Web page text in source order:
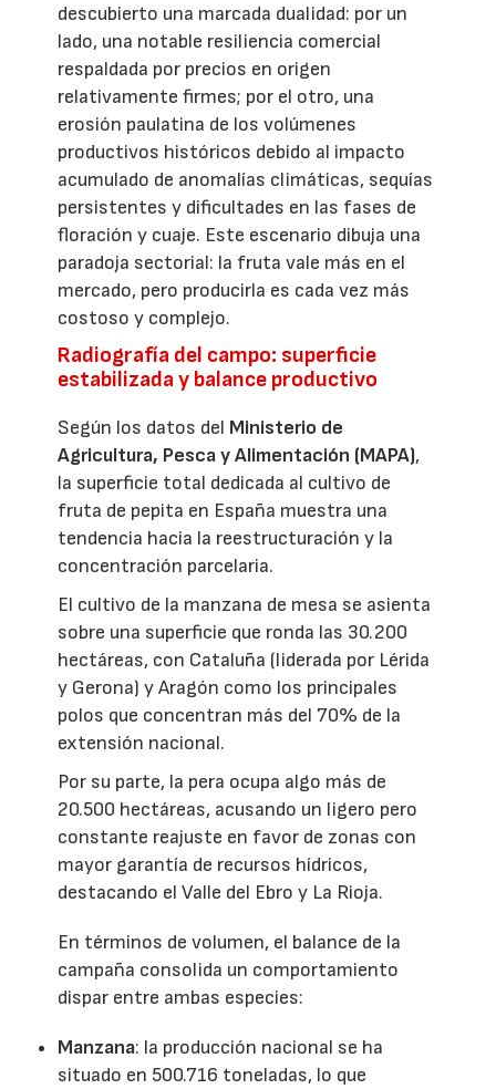
descubierto una marcada dualidad: por un
lado, una notable resiliencia comercial
respaldada por precios en origen
relativamente firmes; por el otro, una
erosión paulatina de los volúmenes
productivos históricos debido al impacto
acumulado de anomalías climáticas, sequías
persistentes y dificultades en las fases de
floración y cuaje. Este escenario dibuja una
paradoja sectorial: la fruta vale más en el
mercado, pero producirla es cada vez más
costoso y complejo.
Radiografía del campo: superficie
estabilizada y balance productivo
Según los datos del Ministerio de
Agricultura, Pesca y Alimentación (MAPA),
la superficie total dedicada al cultivo de
fruta de pepita en España muestra una
tendencia hacia la reestructuración y la
concentración parcelaria.
El cultivo de la manzana de mesa se asienta
sobre una superficie que ronda las 30.200
hectáreas, con Cataluña (liderada por Lérida
y Gerona) y Aragón como los principales
polos que concentran más del 70% de la
extensión nacional.
Por su parte, la pera ocupa algo más de
20.500 hectáreas, acusando un ligero pero
constante reajuste en favor de zonas con
mayor garantía de recursos hídricos,
destacando el Valle del Ebro y La Rioja.
En términos de volumen, el balance de la
campaña consolida un comportamiento
dispar entre ambas especies:
Manzana: la producción nacional se ha
situado en 500.716 toneladas, lo que